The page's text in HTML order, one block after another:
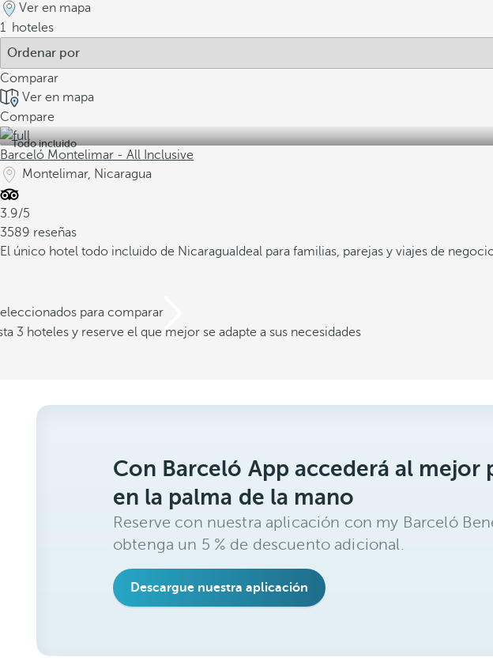
Ver en mapa
1 hoteles
Comparar
Ver en mapa
Compare
Todo incluido
Barceló Montelimar - All Inclusive
Montelimar, Nicaragua
3.9/5
3589 reseñas
El único hotel todo incluido de Nicaragua Ideal para familias, parejas y viajes de
para comparar
3 hoteles y reserve el que mejor se adapte a sus necesidades
Con Barceló App accederá al mejor
en la palma de la mano
Reserve con nuestra aplicación con my Barceló
obtenga un 5 % de descuento adicional.
Descargue nuestra aplicación